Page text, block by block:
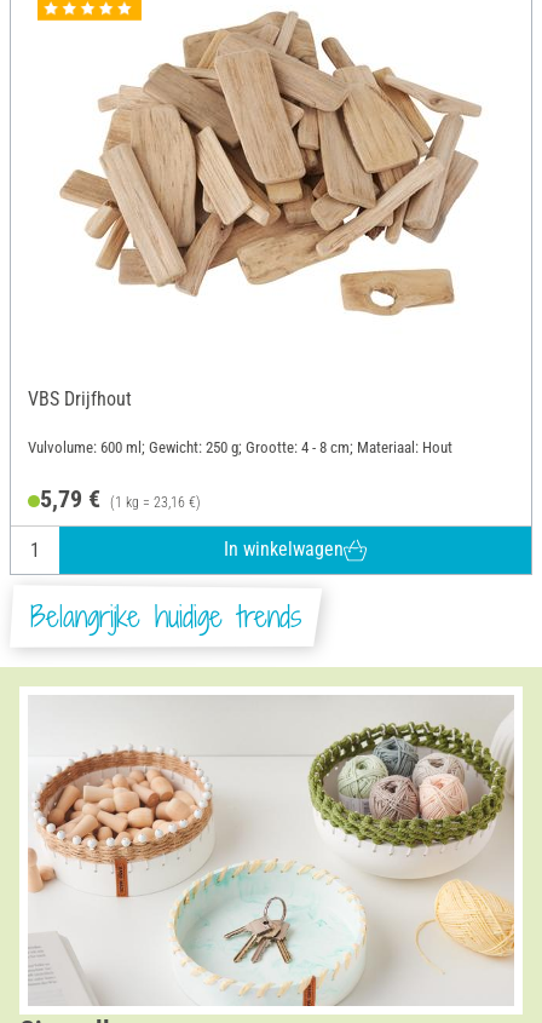
VBS Drijfhout
Vulvolume: 600 ml; Gewicht: 250 g; Grootte: 4 - 8 cm; Materiaal: Hout
5,79 € (1 kg = 23,16 €)
In winkelwagen
Belangrijke huidige trends